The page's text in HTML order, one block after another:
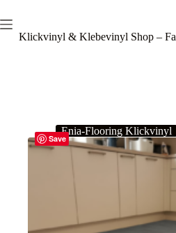
Inhalt
springenKlickvinyl & Klebevinyl Shop –
Save
Enia-Flooring Klickvinyl